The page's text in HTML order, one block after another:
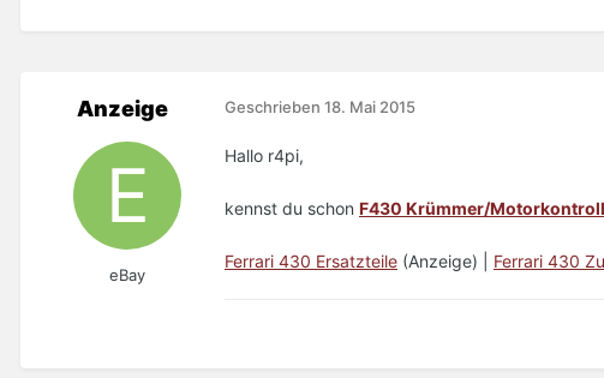
Anzeige
eBay
Geschrieben 18. Mai 2015
Hallo r4pi,
kennst du schon F430 Krümmer/
Ferrari 430 Ersatzteile (Anzeige) | Ferrari 430